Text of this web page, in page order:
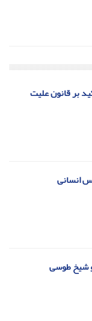
بر قانون علیت
انسانی
شیخ طوسی